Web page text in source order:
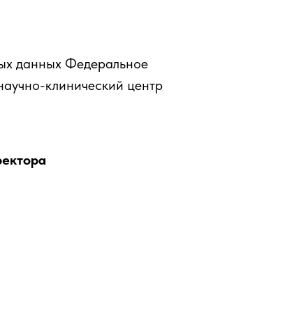
данных Федеральное
клинический центр